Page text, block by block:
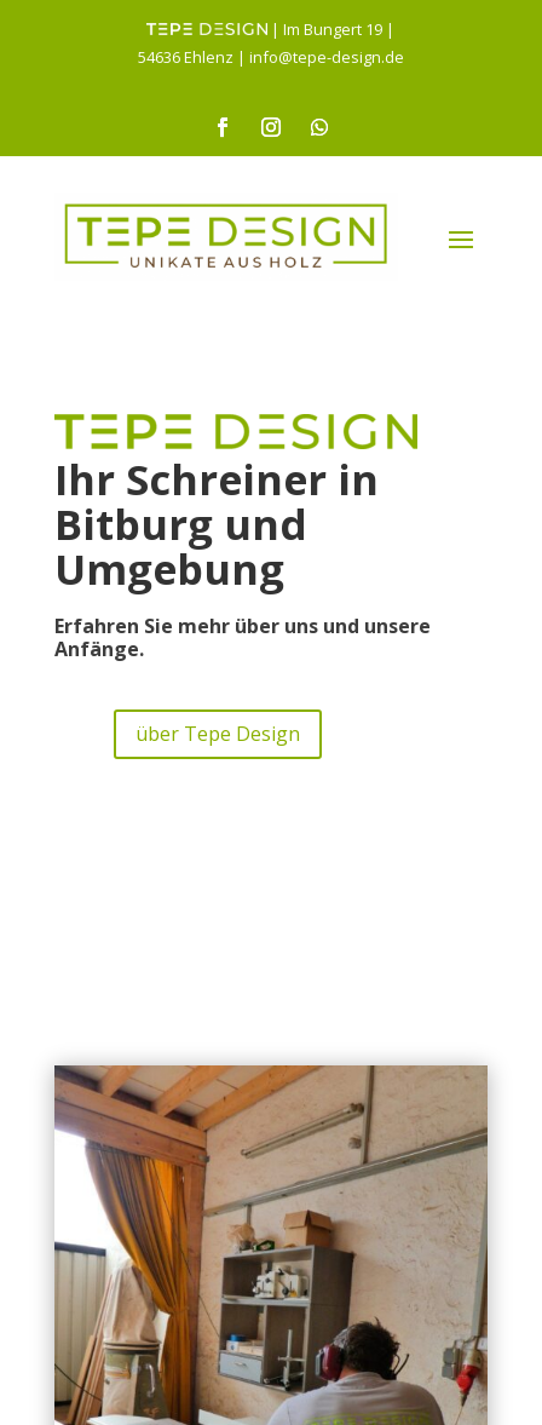
| Im Bungert 19 |
54636 Ehlenz | info@tepe-design.de
Ihr Schreiner in
Bitburg und
Umgebung
Erfahren Sie mehr über uns und unsere
Anfänge.
über Tepe Design